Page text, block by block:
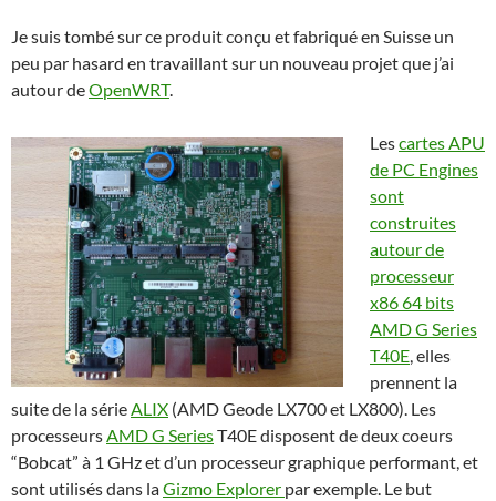
Je suis tombé sur ce produit conçu et fabriqué en Suisse un
peu par hasard en travaillant sur un nouveau projet que j’ai
autour deOpenWRT.
Lescartes APU
de PC Engines
sont
construites
autour de
processeur
x86 64 bits
AMD G Series
T40E, elles
prennent la
suite de la sérieALIX (AMD Geode LX700 et LX800). Les
processeursAMD G SeriesT40E disposent de deux coeurs
“Bobcat” à 1 GHz et d’un processeur graphique performant, et
sont utilisés dans laGizmo Explorer par exemple. Le but